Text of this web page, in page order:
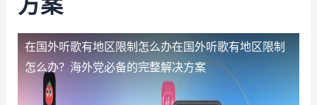
方案
在国外听歌有地区限制怎么办在国外听歌有地区限制
怎么办？海外党必备的完整解决方案